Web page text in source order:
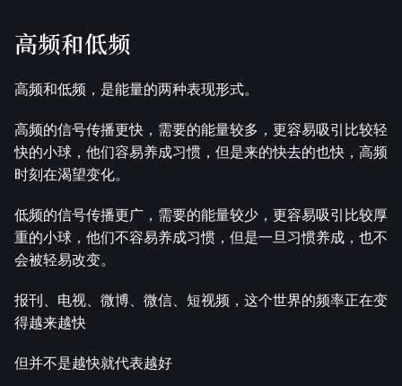
高频和低频
高频和低频，是能量的两种表现形式。
高频的信号传播更快，需要的能量较多，更容易吸引比较轻
快的小球，他们容易养成习惯，但是来的快去的也快，高频
时刻在渴望变化。
低频的信号传播更广，需要的能量较少，更容易吸引比较厚
重的小球，他们不容易养成习惯，但是一旦习惯养成，也不
会被轻易改变。
报刊、电视、微博、微信、短视频，这个世界的频率正在变
得越来越快
但并不是越快就代表越好